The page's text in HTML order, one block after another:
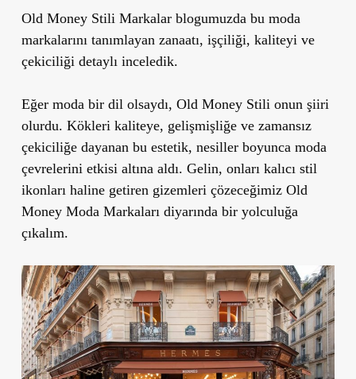
Old Money Stili Markalar blogumuzda bu moda
markalarını tanımlayan zanaatı, işçiliği, kaliteyi ve
çekiciliği detaylı inceledik.
Eğer moda bir dil olsaydı, Old Money Stili onun şiiri
olurdu. Kökleri kaliteye, gelişmişliğe ve zamansız
çekiciliğe dayanan bu estetik, nesiller boyunca moda
çevrelerini etkisi altına aldı. Gelin, onları kalıcı stil
ikonları haline getiren gizemleri çözeceğimiz Old
Money Moda Markaları diyarında bir yolculuğa
çıkalım.